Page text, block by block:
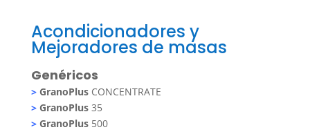
Acondicionadores y
Mejoradores de masas
Genéricos
> GranoPlus CONCENTRATE
> GranoPlus 35
>GranoPlus 500